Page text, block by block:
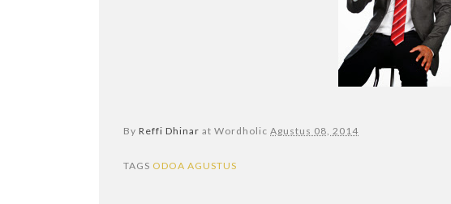
By Reffi Dhinar at Wordholic Agustus 08, 2014
TAGS ODOA AGUSTUS